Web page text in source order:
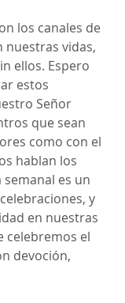
los canales de
nuestras vidas,
ellos. Espero
estos
Señor
que sean
como con el
hablan los
semanal es un
y
en nuestras
celebremos el
devoción,